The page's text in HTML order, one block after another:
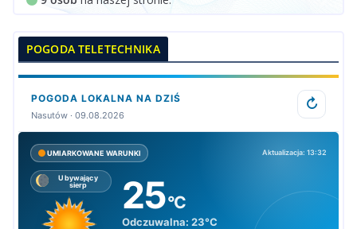
POGODA TELETECHNIKA
POGODA LOKALNA NA DZIŚ
Nasutów · 09.08.2026
↻
UMIARKOWANE WARUNKI Aktualizacja: 13:32
Ubywający
sierp
25°C
Odczuwalna: 23°C